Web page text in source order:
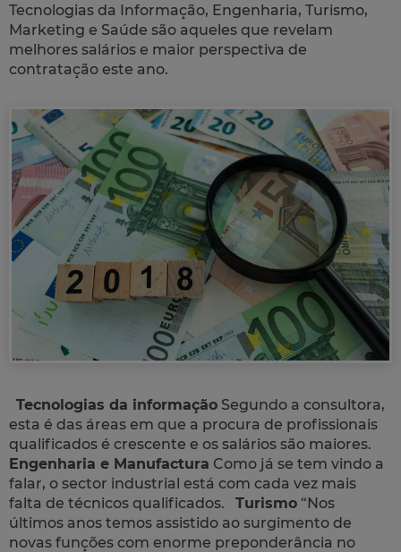
Tecnologias da Informação, Engenharia, Turismo,
Marketing e Saúde são aqueles que revelam
melhores salários e maior perspectiva de
contratação este ano.
Tecnologias da informação Segundo a consultora,
esta é das áreas em que a procura de profissionais
qualificados é crescente e os salários são maiores.
Engenharia e Manufactura Como já se tem vindo a
falar, o sector industrial está com cada vez mais
falta de técnicos qualificados. Turismo “Nos
últimos anos temos assistido ao surgimento de
novas funções com enorme preponderância no